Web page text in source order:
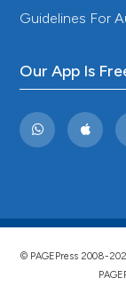
Guidelines For
Our App Is
© PAGEPress 2008-